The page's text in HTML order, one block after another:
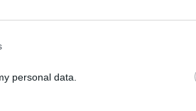
personal data.
της elpedison
για τις πρώτες
η ΕΛΙΝ με 9,5
και πάγιο 5 ευρώ.